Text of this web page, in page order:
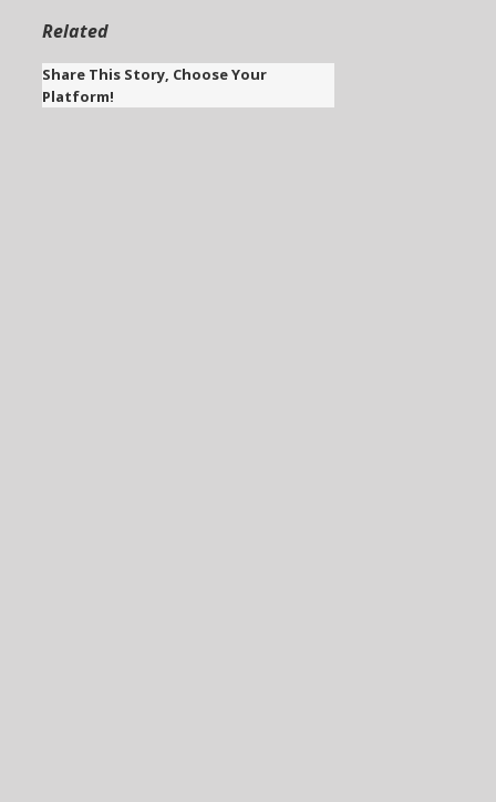
Related
Share This Story, Choose Your
Platform!